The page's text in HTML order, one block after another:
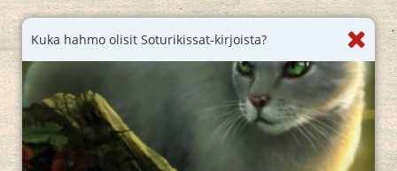
Kuka hahmo olisit Soturikissat-kirjoista?